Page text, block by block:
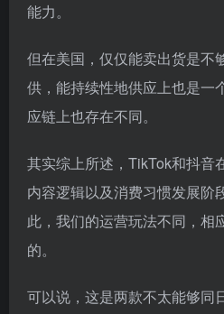
能力。
但在美国，仅仅能卖出货是不
供，能持续性地供应上也是一
应链上也存在不同。
其实综上所述，TikTok和抖音
内容逻辑以及消费习惯发展阶
此，我们的运营玩法不同，相
的。
可以说，这是两款不太能够同